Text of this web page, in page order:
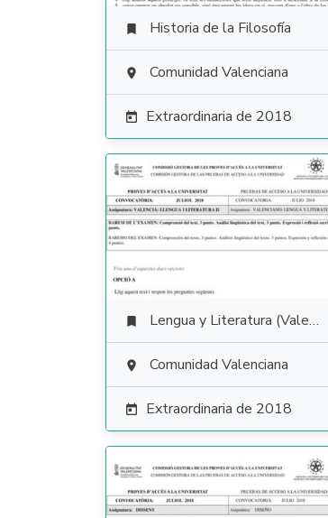
 Historia de la Filosofía
 Comunidad Valenciana
 Extraordinaria de 2018
 Lengua y Literatura (Valenciano)
 Comunidad Valenciana
 Extraordinaria de 2018